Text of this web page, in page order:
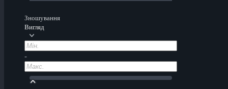
Зношування
Вигляд
-